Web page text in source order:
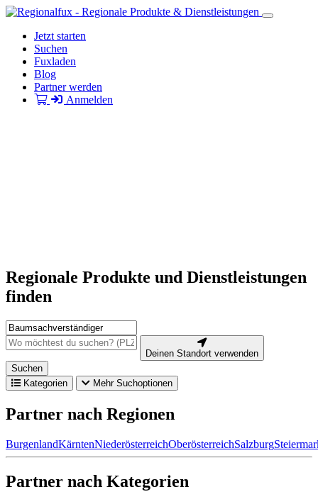
Jetzt starten
Suchen
Fuxladen
Blog
Partner werden
Anmelden
Regionale Produkte und Dienstleistungen
finden
Deinen Standort verwenden
Suchen
Kategorien
Mehr Suchoptionen
Partner nach Regionen
BurgenlandKärntenNiederösterreichOberösterreichSalzburg
Partner nach Kategorien